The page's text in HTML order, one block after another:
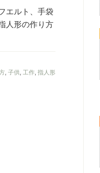
エルト、手袋
人形の作り方
, 子供, 工作, 指人形